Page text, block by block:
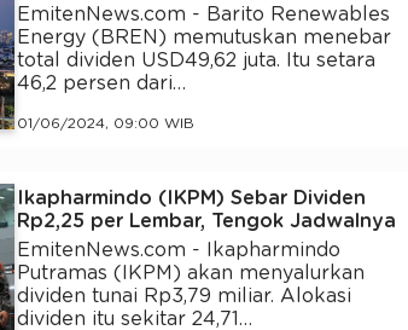
EmitenNews.com - Barito Renewables
Energy (BREN) memutuskan menebar
total dividen USD49,62 juta. Itu setara
46,2 persen dari…
01/06/2024, 09:00 WIB
Ikapharmindo (IKPM) Sebar Dividen
Rp2,25 per Lembar, Tengok Jadwalnya
EmitenNews.com - Ikapharmindo
Putramas (IKPM) akan menyalurkan
dividen tunai Rp3,79 miliar. Alokasi
dividen itu sekitar 24,71…